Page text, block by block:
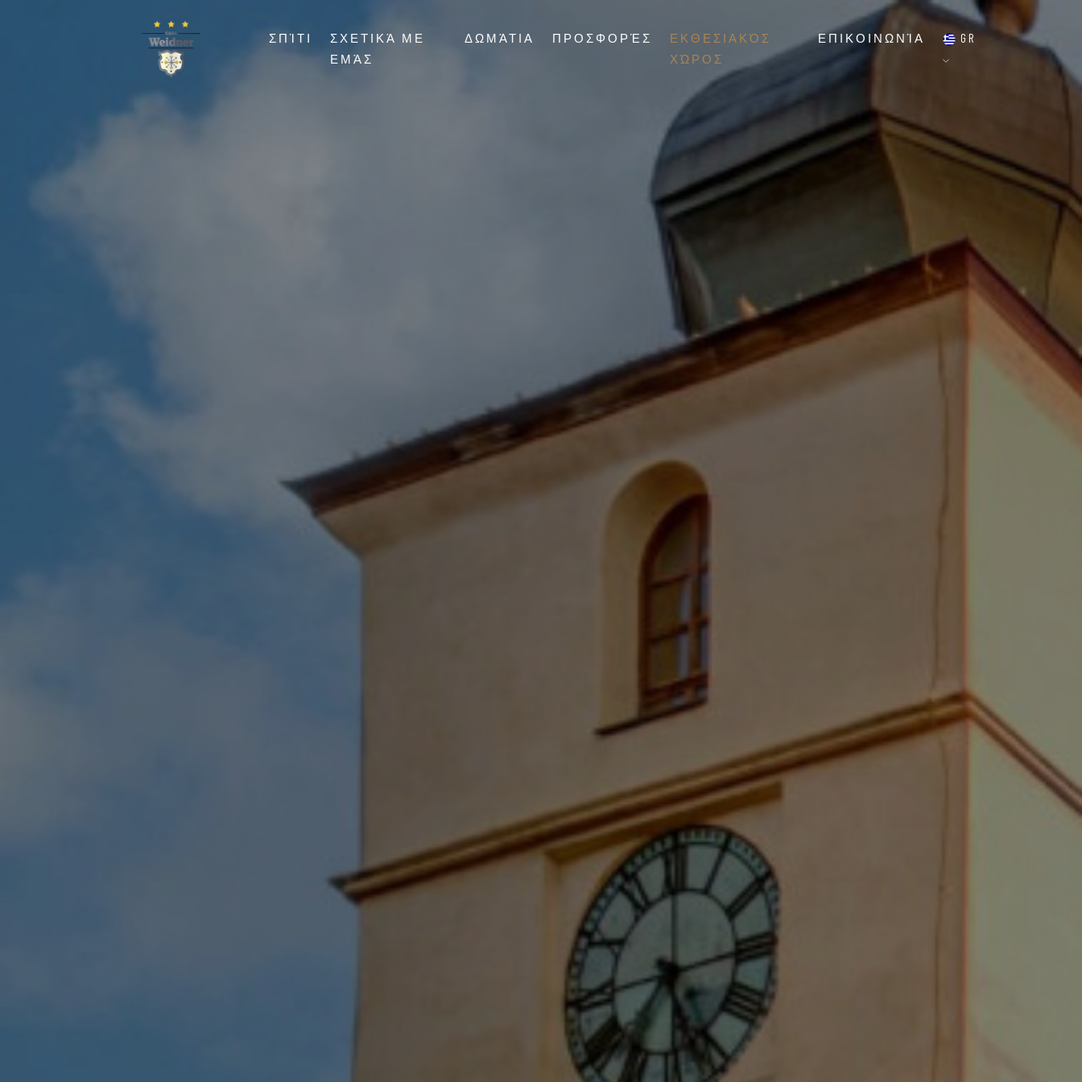
ΣΠΊΤΙ
ΣΧΕΤΙΚΆ ΜΕ
ΕΜΆΣ
ΔΩΜΆΤΙΑ ΠΡΟΣΦΟΡΈΣ
ΕΚΘΕΣΙΑΚΌΣ
ΧΏΡΟΣ
ΕΠΙΚΟΙΝΩΝΊΑ GR